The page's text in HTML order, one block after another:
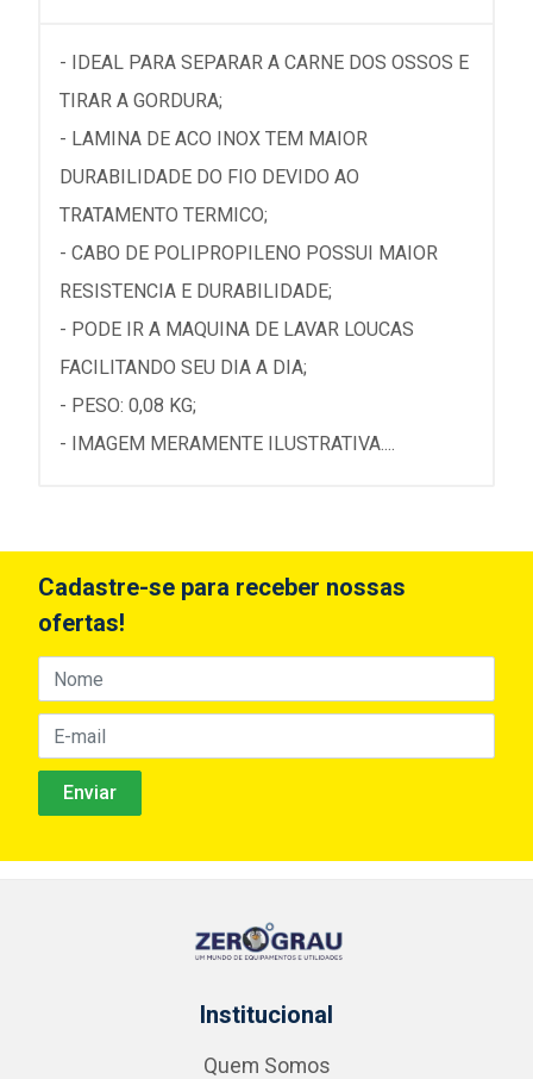
- IDEAL PARA SEPARAR A CARNE DOS OSSOS E
TIRAR A GORDURA;
- LAMINA DE ACO INOX TEM MAIOR
DURABILIDADE DO FIO DEVIDO AO
TRATAMENTO TERMICO;
- CABO DE POLIPROPILENO POSSUI MAIOR
RESISTENCIA E DURABILIDADE;
- PODE IR A MAQUINA DE LAVAR LOUCAS
FACILITANDO SEU DIA A DIA;
- PESO: 0,08 KG;
- IMAGEM MERAMENTE ILUSTRATIVA....
Cadastre-se para receber nossas
ofertas!
Institucional
Quem Somos